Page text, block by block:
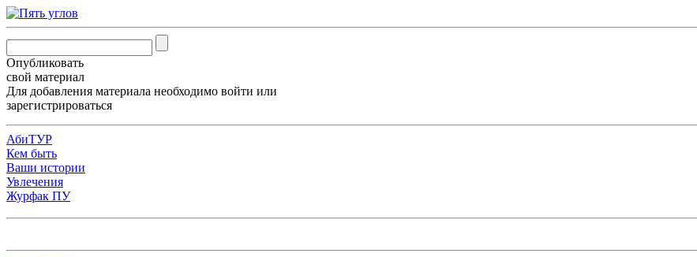
Опубликовать
свой материал
Для добавления материала необходимо войти или
зарегистрироваться
АбиТУР
Кем быть
Ваши истории
Увлечения
Журфак ПУ